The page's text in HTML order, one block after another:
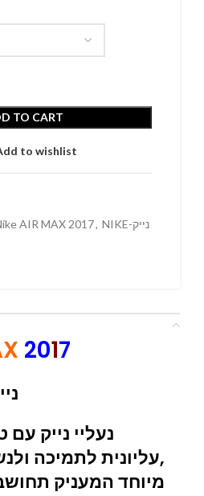
TO CART
to wishlist
AIR MAX 2017,
NIKE-נייק
2017
נעליי נייק עם
,עליונית לתמיכה
מיוחד המעניק